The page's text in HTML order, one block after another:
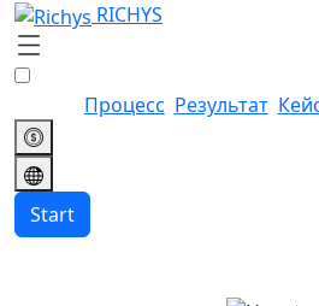
RICHYS
Процесс Результат
Start